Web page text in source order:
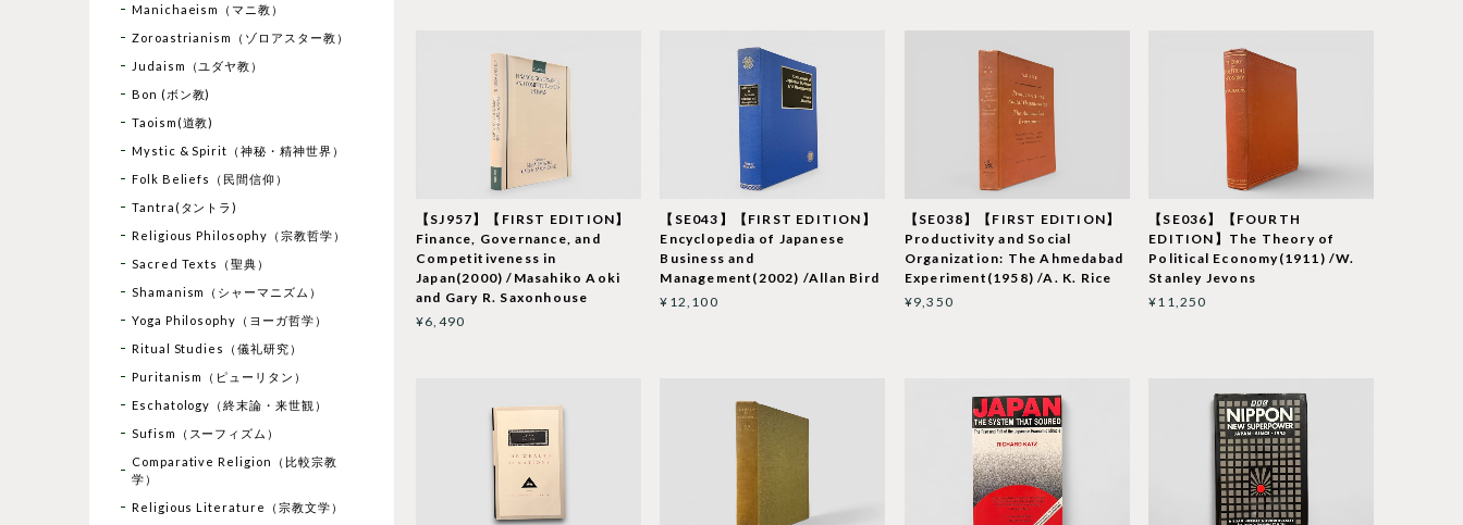
【SJ957】【FIRST EDITION】
Finance, Governance, and
Competitiveness in
Japan(2000) /Masahiko Aoki
and Gary R. Saxonhouse
¥6,490
【SE043】【FIRST EDITION】
Encyclopedia of Japanese
Business and
Management(2002) /Allan Bird
¥12,100
【SE038】【FIRST EDITION】
Productivity and Social
Organization: The Ahmedabad
Experiment(1958) /A. K. Rice
¥9,350
【SE036】【FOURTH
EDITION】The Theory of
Political Economy(1911) /W.
Stanley Jevons
¥11,250
Manichaeism（マニ教）
Zoroastrianism（ゾロアスター教）
Judaism（ユダヤ教）
Bon (ボン教)
Taoism(道教)
Mystic & Spirit（神秘・精神世界）
Folk Beliefs（民間信仰）
Tantra(タントラ)
Religious Philosophy（宗教哲学）
Sacred Texts（聖典）
Shamanism（シャーマニズム）
Yoga Philosophy（ヨーガ哲学）
Ritual Studies（儀礼研究）
Puritanism（ピューリタン）
Eschatology（終末論・来世観）
Sufism（スーフィズム）
Comparative Religion（比較宗教
学）
Religious Literature（宗教文学）